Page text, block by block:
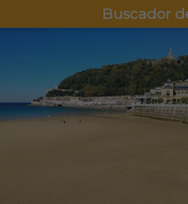
Buscador